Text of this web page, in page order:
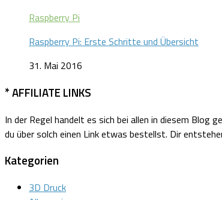
Raspberry Pi
Raspberry Pi: Erste Schritte und Übersicht
31. Mai 2016
* AFFILIATE LINKS
In der Regel handelt es sich bei allen in diesem Blog
du über solch einen Link etwas bestellst. Dir
Kategorien
3D Druck